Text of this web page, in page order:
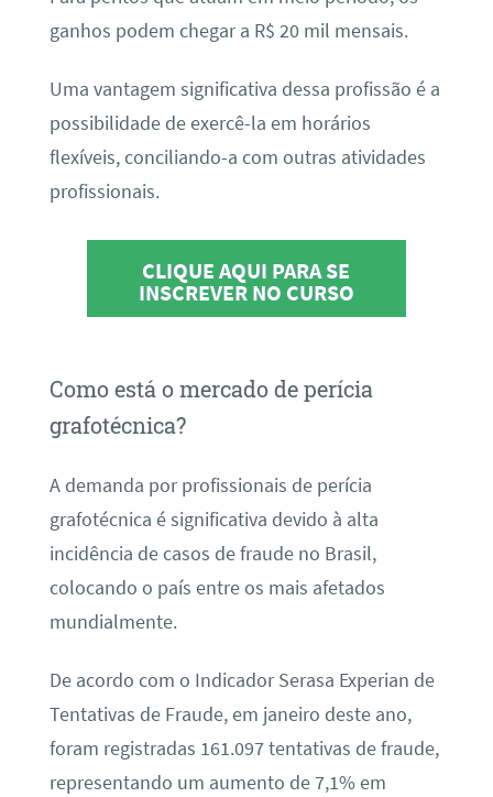
ganhos podem chegar a R$ 20 mil mensais.
Uma vantagem significativa dessa profissão é a
possibilidade de exercê-la em horários
flexíveis, conciliando-a com outras atividades
profissionais.
CLIQUE AQUI PARA SE
INSCREVER NO CURSO
Como está o mercado de perícia
grafotécnica?
A demanda por profissionais de perícia
grafotécnica é significativa devido à alta
incidência de casos de fraude no Brasil,
colocando o país entre os mais afetados
mundialmente.
De acordo com o Indicador Serasa Experian de
Tentativas de Fraude, em janeiro deste ano,
foram registradas 161.097 tentativas de fraude,
representando um aumento de 7,1% em